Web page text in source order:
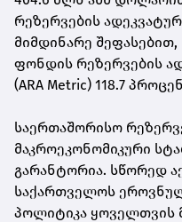
რეზერვების
მიმდინარე
ფონდის რეზერვების
(ARA Metric) 118.7
საერთაშორისო
მაკროეკონომიკური
გარანტორია. სწორედ
საქართველოს
პოლიტიკა ყოველთვის